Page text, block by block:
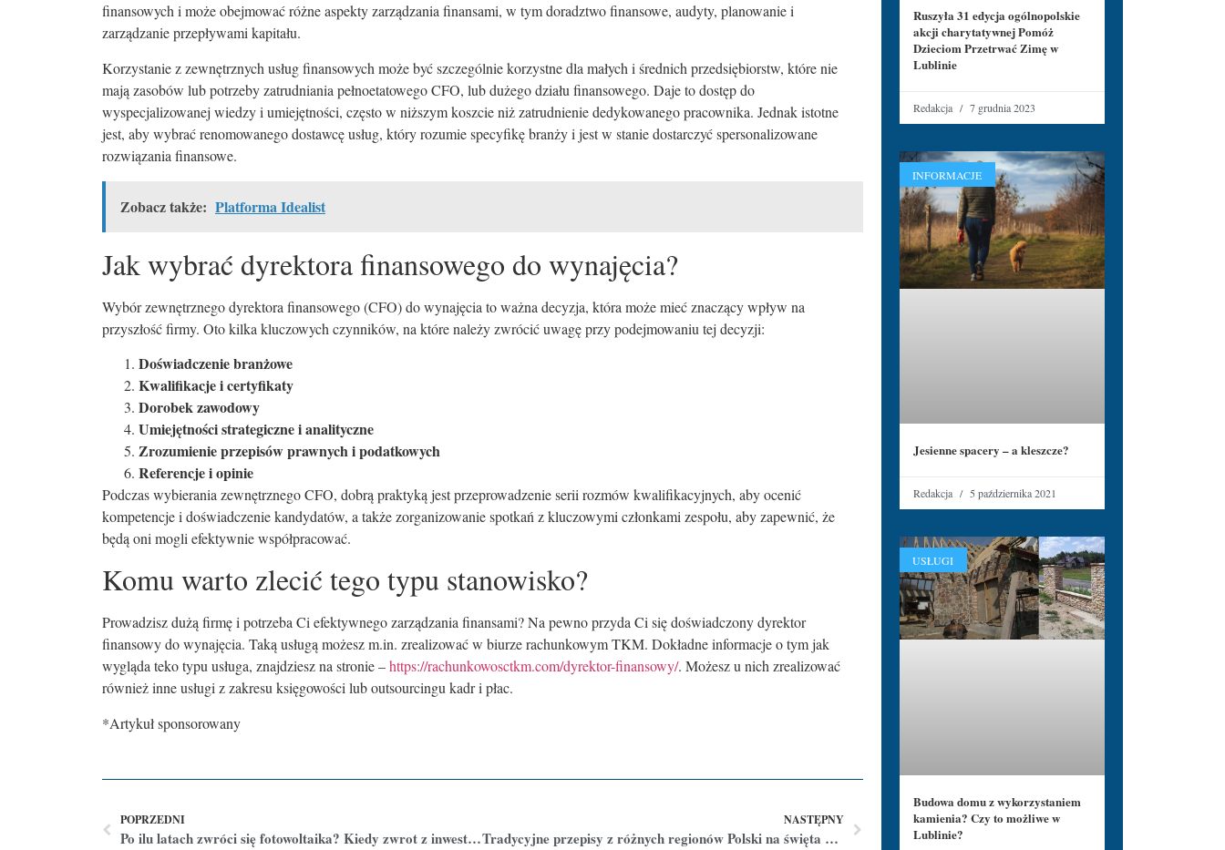
finansowych i może obejmować różne aspekty zarządzania finansami, w tym doradztwo finansowe, audyty, planowanie i
zarządzanie przepływami kapitału.
Korzystanie z zewnętrznych usług finansowych może być szczególnie korzystne dla małych i średnich przedsiębiorstw, które nie
mają zasobów lub potrzeby zatrudniania pełnoetatowego CFO, lub dużego działu finansowego. Daje to dostęp do
wyspecjalizowanej wiedzy i umiejętności, często w niższym koszcie niż zatrudnienie dedykowanego pracownika. Jednak istotne
jest, aby wybrać renomowanego dostawcę usług, który rozumie specyfikę branży i jest w stanie dostarczyć spersonalizowane
rozwiązania finansowe.
Zobacz także: Platforma Idealist
Jak wybrać dyrektora finansowego do wynajęcia?
Wybór zewnętrznego dyrektora finansowego (CFO) do wynajęcia to ważna decyzja, która może mieć znaczący wpływ na
przyszłość firmy. Oto kilka kluczowych czynników, na które należy zwrócić uwagę przy podejmowaniu tej decyzji:
Doświadczenie branżowe
Kwalifikacje i certyfikaty
Dorobek zawodowy
Umiejętności strategiczne i analityczne
Zrozumienie przepisów prawnych i podatkowych
Referencje i opinie
Podczas wybierania zewnętrznego CFO, dobrą praktyką jest przeprowadzenie serii rozmów kwalifikacyjnych, aby ocenić
kompetencje i doświadczenie kandydatów, a także zorganizowanie spotkań z kluczowymi członkami zespołu, aby zapewnić, że
będą oni mogli efektywnie współpracować.
Komu warto zlecić tego typu stanowisko?
Prowadzisz dużą firmę i potrzeba Ci efektywnego zarządzania finansami? Na pewno przyda Ci się doświadczony dyrektor
finansowy do wynajęcia. Taką usługą możesz m.in. zrealizować w biurze rachunkowym TKM. Dokładne informacje o tym jak
wygląda teko typu usługa, znajdziesz na stronie –https://rachunkowosctkm.com/dyrektor-finansowy/. Możesz u nich zrealizować
również inne usługi z zakresu księgowości lub outsourcingu kadr i płac.
*Artykuł sponsorowany
POPRZEDNI
Po ilu latach zwróci się fotowoltaika? Kiedy zwrot z inwestycji?
NASTĘPNY
Tradycyjne przepisy z różnych regionów Polski na święta Bożego Narodzenia
Ruszyła 31 edycja ogólnopolskie
akcji charytatywnej Pomóż
Dzieciom Przetrwać Zimę w
Lublinie
Redakcja 7 grudnia 2023
INFORMACJE
Jesienne spacery – a kleszcze?
Redakcja 5 października 2021
USŁUGI
Budowa domu z wykorzystaniem
kamienia? Czy to możliwe w
Lublinie?